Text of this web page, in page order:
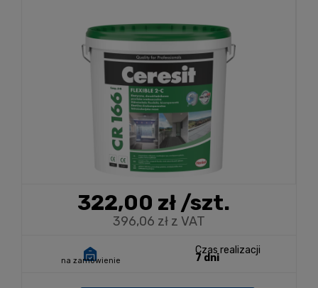
322,00 zł/szt.
396,06 zł z VAT
na zamówienie
Czas realizacji
7 dni